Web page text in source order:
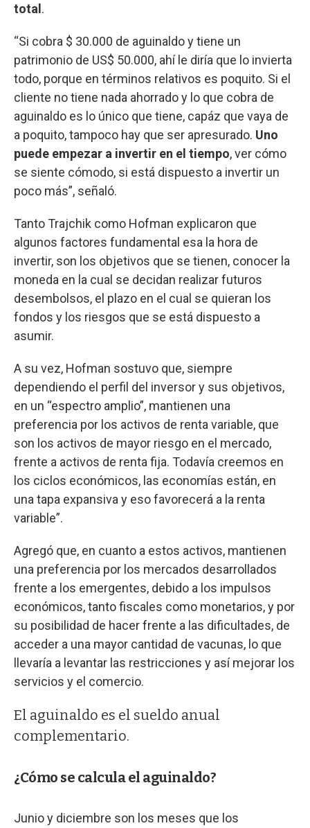
total.
“Si cobra $ 30.000 de aguinaldo y tiene un
patrimonio de US$ 50.000, ahí le diría que lo invierta
todo, porque en términos relativos es poquito. Si el
cliente no tiene nada ahorrado y lo que cobra de
aguinaldo es lo único que tiene, capáz que vaya de
a poquito, tampoco hay que ser apresurado. Uno
puede empezar a invertir en el tiempo, ver cómo
se siente cómodo, si está dispuesto a invertir un
poco más”, señaló.
Tanto Trajchik como Hofman explicaron que
algunos factores fundamental esa la hora de
invertir, son los objetivos que se tienen, conocer la
moneda en la cual se decidan realizar futuros
desembolsos, el plazo en el cual se quieran los
fondos y los riesgos que se está dispuesto a
asumir.
A su vez, Hofman sostuvo que, siempre
dependiendo el perfil del inversor y sus objetivos,
en un “espectro amplio”, mantienen una
preferencia por los activos de renta variable, que
son los activos de mayor riesgo en el mercado,
frente a activos de renta fija. Todavía creemos en
los ciclos económicos, las economías están, en
una tapa expansiva y eso favorecerá a la renta
variable”.
Agregó que, en cuanto a estos activos, mantienen
una preferencia por los mercados desarrollados
frente a los emergentes, debido a los impulsos
económicos, tanto fiscales como monetarios, y por
su posibilidad de hacer frente a las dificultades, de
acceder a una mayor cantidad de vacunas, lo que
llevaría a levantar las restricciones y así mejorar los
servicios y el comercio.
El aguinaldo es el sueldo anual
complementario.
¿Cómo se calcula el aguinaldo?
Junio y diciembre son los meses que los